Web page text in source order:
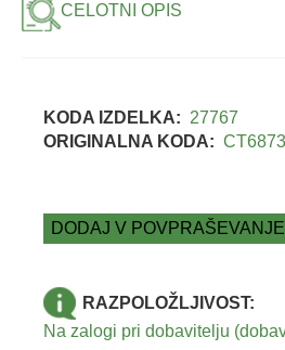
CELOTNI OPIS
KODA IZDELKA: 27767
ORIGINALNA KODA:
DODAJ V POVPRAŠEVANJE
RAZPOLOŽLJIVOST:
Na zalogi pri dobavitelju